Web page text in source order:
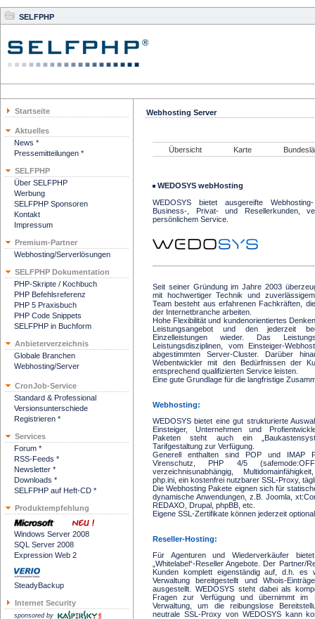
SELFPHP
Startseite
Aktuelles
News *
Pressemitteilungen *
SELFPHP
Über SELFPHP
Werbung
SELFPHP Sponsoren
Kontakt
Impressum
Premium-Partner
Webhosting/Serverlösungen
SELFPHP Dokumentation
PHP-Skripte / Kochbuch
PHP Befehlsreferenz
PHP 5 Praxisbuch
PHP Code Snippets
SELFPHP in Buchform
Anbieterverzeichnis
Globale Branchen
Webhosting/Server
CronJob-Service
Standard & Professional
Versionsunterschiede
Registrieren *
Services
Forum *
RSS-Feeds *
Newsletter *
Downloads *
SELFPHP auf Heft-CD *
Produktempfehlung
Windows Server 2008
SQL Server 2008
Expression Web 2
SteadyBackup
Internet Security
sponsored by
Webhosting Server
Übersicht Karte
WEDOSYS webHosting
WEDOSYS bietet ausgereifte
Business-, Privat- und Resellerkunden,
persönlichem Service.
Seit seiner Gründung im Jahre 2003
mit hochwertiger Technik und
Team besteht aus erfahrenen Fachkräften,
der Internetbranche arbeiten.
Hohe Flexibilität und kundenorientiertes
Leistungsangebot und den jederzeit
Einzelleistungen wieder. Das
Leistungsdisziplinen, vom Einsteiger-
abgestimmten Server-Cluster. Darüber
Webentwickler mit den Bedürfnissen der
entsprechend qualifizierten Service leisten.
Eine gute Grundlage für die langfristige
Webhosting:
WEDOSYS bietet eine gut strukturierte
Einsteiger, Unternehmen und
Paketen steht auch ein
Tarifgestaltung zur Verfügung.
Generell enthalten sind POP und IMAP
Virenschutz, PHP 4/5
verzeichnisunabhängig,
php.ini, ein kostenfrei nutzbarer SSL-Proxy,
Die Webhosting Pakete eignen sich für
dynamische Anwendungen, z.B. Joomla,
REDAXO, Drupal, phpBB, etc.
Eigene SSL-Zertifikate können jederzeit
Reseller-Hosting:
Für Agenturen und Wiederverkäufer
„Whitelabel“-Reseller Angebote. Der Partner/
Kunden komplett eigenständig auf, d.h. es
Verwaltung bereitgestellt und Whois-
ausgestellt. WEDOSYS steht dabei als
Fragen zur Verfügung und übernimmt im
Verwaltung, um die reibungslose
neutrale SSL-Proxy von WEDOSYS kann